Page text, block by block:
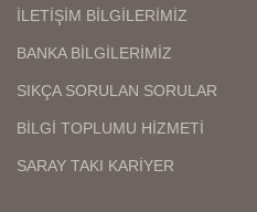
İLETİŞİM BİLGİLERİMİZ
BANKA BİLGİLERİMİZ
SIKÇA SORULAN SORULAR
BİLGİ TOPLUMU HİZMETİ
SARAY TAKI KARİYER